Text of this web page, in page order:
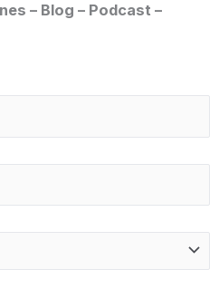
– Blog – Podcast –